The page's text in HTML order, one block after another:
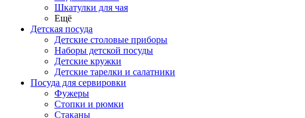
Шкатулки для чая
Ещё
Детская посуда
Детские столовые приборы
Наборы детской посуды
Детские кружки
Детские тарелки и салатники
Посуда для сервировки
Фужеры
Стопки и рюмки
Стаканы